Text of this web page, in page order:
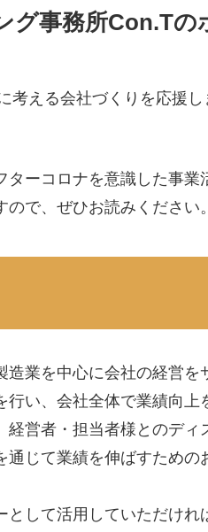
グ事務所Con.Tの
考える会社づくりを応援し
ーコロナを意識した事
ので、ぜひお読みください
造業を中心に会社の経営を
行い、会社全体で業績向上
経営者・担当者様とのディ
通じて業績を伸ばすための
として活用していただけれ